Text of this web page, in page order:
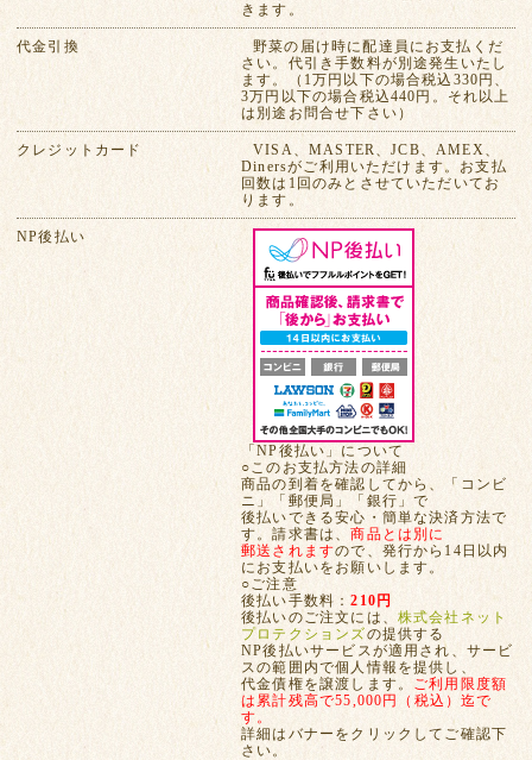
きます。
代金引換
野菜の届け時に配達員にお支払くだ
さい。代引き手数料が別途発生いたし
ます。（1万円以下の場合税込330円、
3万円以下の場合税込440円。それ以上
は別途お問合せ下さい）
クレジットカード
VISA、MASTER、JCB、AMEX、
Dinersがご利用いただけます。お支払
回数は1回のみとさせていただいてお
ります。
NP後払い
「NP後払い」について
○このお支払方法の詳細
商品の到着を確認してから、「コンビ
ニ」「郵便局」「銀行」で
後払いできる安心・簡単な決済方法で
す。請求書は、商品とは別に
郵送されますので、発行から14日以内
にお支払いをお願いします。
○ご注意
後払い手数料：210円
後払いのご注文には、 株式会社ネット
プロテクションズの提供する
NP後払いサービスが適用され、サービ
スの範囲内で個人情報を提供し、
代金債権を譲渡します。 ご利用限度額
は累計残高で55,000円（税込）迄で
す。
詳細はバナーをクリックしてご確認下
さい。